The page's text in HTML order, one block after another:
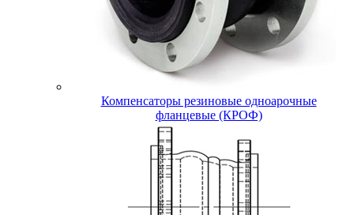
Компенсаторы резиновые одноарочные
фланцевые (КРОФ)